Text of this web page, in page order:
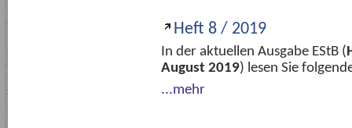
Heft 8 / 2019
In der aktuellen Ausgabe EStB (
August 2019) lesen Sie
...mehr